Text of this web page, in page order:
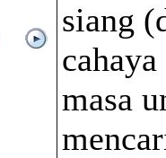
siang
masa